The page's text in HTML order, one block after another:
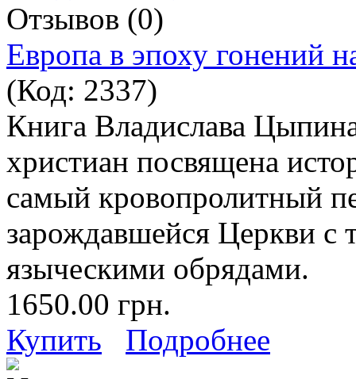
Отзывов (0)
Европа в эпоху гонений
(Код: 2337)
Книга Владислава
христиан посвящена
самый кровопролитный
зарождавшейся Церкви
языческими обрядами.
1650.00 грн.
Купить
Подробнее